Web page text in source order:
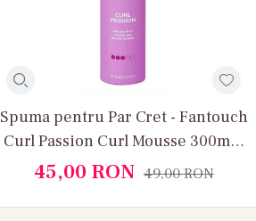
Spuma pentru Par Cret - Fantouch
Curl Passion Curl Mousse 300ml -
Fanola
45,00 RON 49,00RON